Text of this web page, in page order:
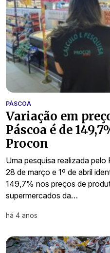
PÁSCOA
Variação em
Páscoa é de
Procon
Uma pesquisa realizada
28 de março e 1º de abril
149,7% nos preços de
supermercados da…
há 4 anos